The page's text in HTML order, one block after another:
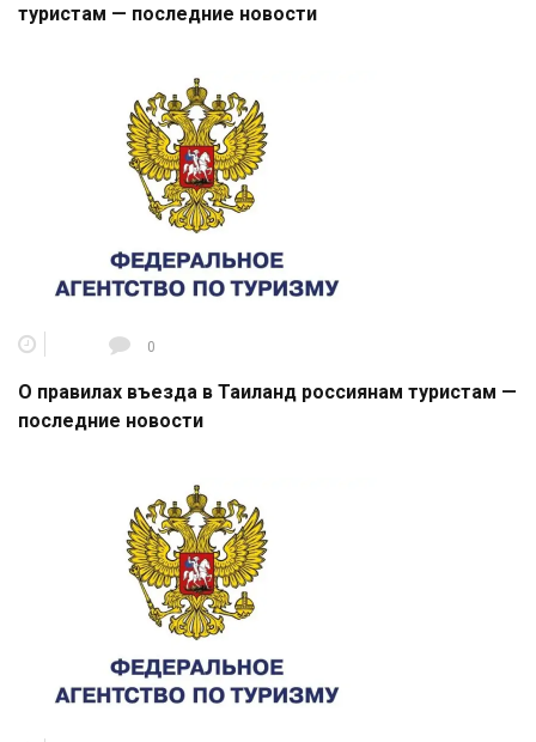
туристам — последние новости
0
О правилах въезда в Таиланд россиянам туристам —
последние новости